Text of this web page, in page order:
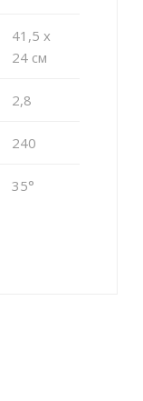
41,5 x
24 см
2,8
240
35°